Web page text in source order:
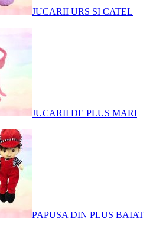
JUCARII URS SI CATEL
JUCARII DE PLUS MARI
PAPUSA DIN PLUS BAIAT